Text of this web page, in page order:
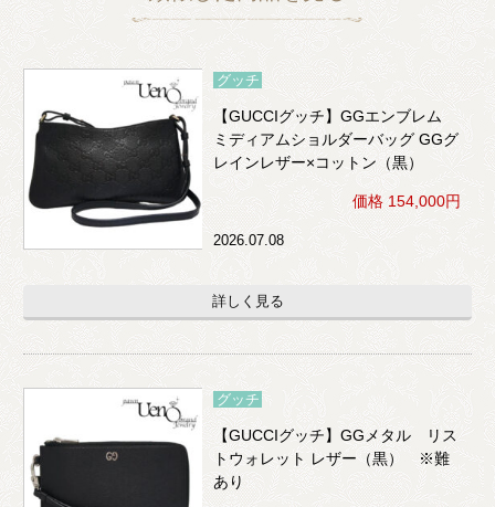
グッチ
【GUCCIグッチ】GGエンブレム
ミディアムショルダーバッグ GGグ
レインレザー×コットン（黒）
価格 154,000円
2026.07.08
詳しく見る
グッチ
【GUCCIグッチ】GGメタル リス
トウォレット レザー（黒） ※難
あり